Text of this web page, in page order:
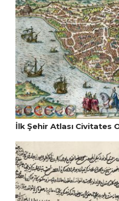
İlk Şehir Atlası Civitates